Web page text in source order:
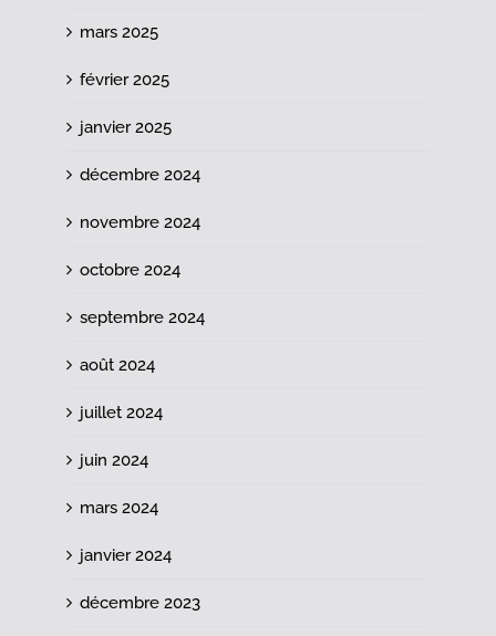
mars 2025
février 2025
janvier 2025
décembre 2024
novembre 2024
octobre 2024
septembre 2024
août 2024
juillet 2024
juin 2024
mars 2024
janvier 2024
décembre 2023